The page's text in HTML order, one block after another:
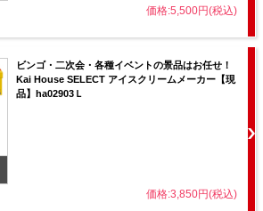
価格:5,500円(税込)
ビンゴ・二次会・各種イベントの景品はお任せ！
Kai House SELECT アイスクリームメーカー【現
品】ha02903Ｌ
価格:3,850円(税込)